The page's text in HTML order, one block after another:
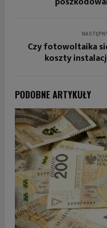
Czy fotowoltaika
koszty
PODOBNE ARTYKUŁY